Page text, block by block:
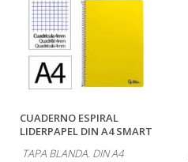
CUADERNO ESPIRAL
LIDERPAPEL DIN A4 SMART
TAPA BLANDA. DIN A4